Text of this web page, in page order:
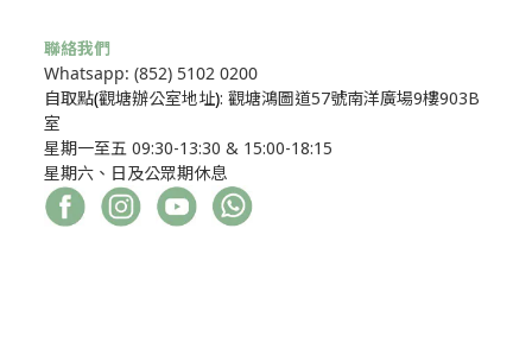
聯絡我們
Whatsapp: (852) 5102 0200
自取點(觀塘辦公室地址): 觀塘鴻圖道57號南洋廣場9樓903B
室
星期一至五 09:30-13:30 & 15:00-18:15
星期六、日及公眾期休息